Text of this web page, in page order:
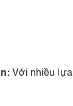
Với nhiều lựa